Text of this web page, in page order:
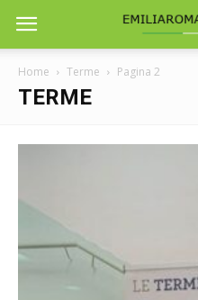
Home Terme Pagina 2
TERME